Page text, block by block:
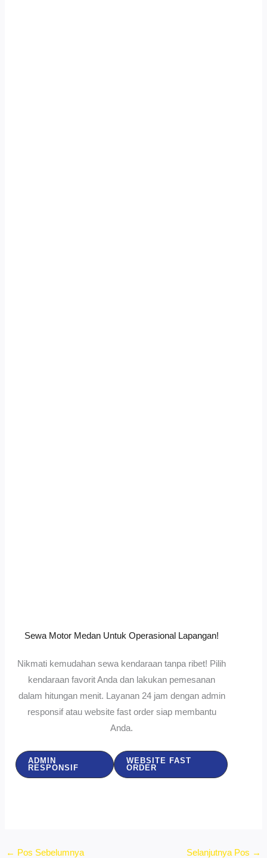
Sewa Motor Medan Untuk Operasional Lapangan!
Nikmati kemudahan sewa kendaraan tanpa ribet! Pilih
kendaraan favorit Anda dan lakukan pemesanan
dalam hitungan menit. Layanan 24 jam dengan admin
responsif atau website fast order siap membantu
Anda.
ADMIN
RESPONSIF
WEBSITE FAST
ORDER
← Pos Sebelumnya Selanjutnya Pos →